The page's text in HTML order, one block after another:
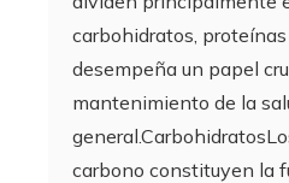
carbohidratos, proteínas
desempeña un papel
mantenimiento de la
carbono constituyen la